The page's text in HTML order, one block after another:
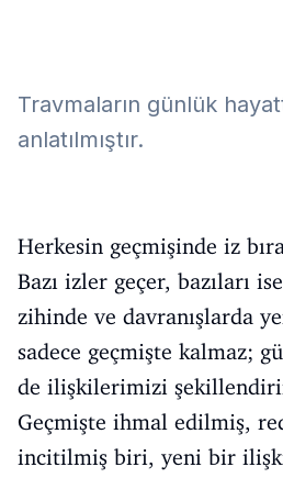
Travmaların günlük
anlatılmıştır.
Herkesin geçmişinde iz
Bazı izler geçer, bazıları
zihinde ve davranışlarda
sadece geçmişte kalmaz;
de ilişkilerimizi
Geçmişte ihmal edilmiş,
incitilmiş biri, yeni bir